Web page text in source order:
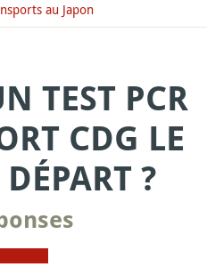
au Japon
TEST PCR
CDG LE
?